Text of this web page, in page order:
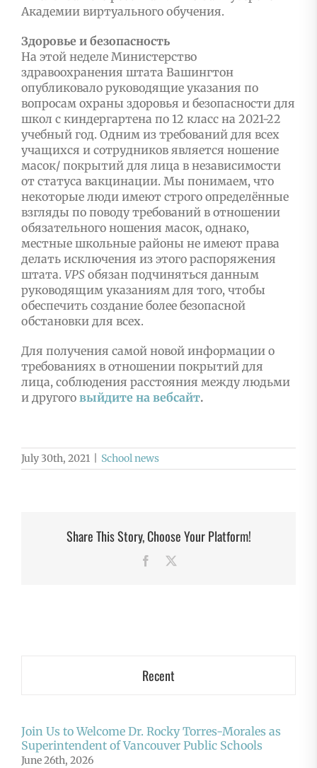
Академии виртуального обучения.
Здоровье и безопасность
На этой неделе Министерство
здравоохранения штата Вашингтон
опубликовало руководящие указания по
вопросам охраны здоровья и безопасности для
школ с киндергартена по 12 класс на 2021-22
учебный год. Одним из требований для всех
учащихся и сотрудников является ношение
масок/ покрытий для лица в независимости
от статуса вакцинации. Мы понимаем, что
некоторые люди имеют строго определённые
взгляды по поводу требований в отношении
обязательного ношения масок, однако,
местные школьные районы не имеют права
делать исключения из этого распоряжения
штата. VPS обязан подчиняться данным
руководящим указаниям для того, чтобы
обеспечить создание более безопасной
обстановки для всех.
Для получения самой новой информации о
требованиях в отношении покрытий для
лица, соблюдения расстояния между людьми
и другого выйдите на вебсайт.
July 30th, 2021 School news
Share This Story, Choose Your Platform!
Facebook
Recent
Join Us to Welcome Dr. Rocky Torres-Morales as
Superintendent of Vancouver Public Schools
June 26th, 2026